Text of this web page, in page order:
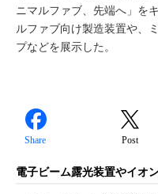
ニマルファブ、先端へ」を
ルファブ向け製造装置や、
プなどを展示した。
Share Post
電子ビーム露光装置やイオ